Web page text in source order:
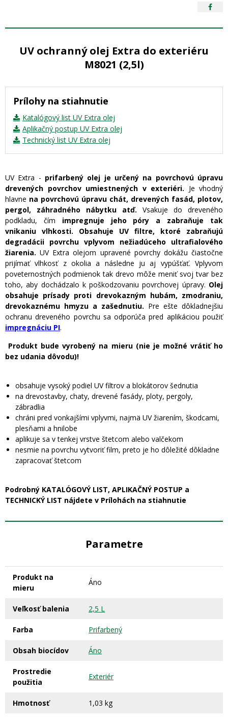
UV ochranný olej Extra do exteriéru
M8021 (2,5l)
Prílohy na stiahnutie
Katalógový list UV Extra olej
Aplikačný postup UV Extra olej
Technický list UV Extra olej
UV Extra - prifarbený olej je určený na povrchovú úpravu
drevených povrchov umiestnených v exteriéri. Je vhodný
hlavne na povrchovú úpravu chát, drevených fasád, plotov,
pergol, záhradného nábytku atď. Vsakuje do dreveného
podkladu, čím impregnuje jeho póry a zabraňuje tak
vnikaniu vlhkosti.
Obsahuje UV filtre, ktoré zabraňujú
degradácii povrchu vplyvom nežiadúceho ultrafialového
žiarenia. UV Extra olejom upravené povrchy dokážu čiastočne
prijímať vlhkosť z okolia a následne ju aj vypúšťať. Vplyvom
poveternostných podmienok tak drevo môže meniť svoj tvar bez
toho, aby dochádzalo k poškodzovaniu povrchovej úpravy. Olej
obsahuje prísady proti drevokazným hubám, zmodraniu,
drevokaznému hmyzu a zašednutiu. Pre ešte dôkladnejšiu
ochranu dreveného povrchu sa odporúča pred aplikáciou použiť
impregnáciu PI.
Produkt bude vyrobený na mieru (nie je možné vrátiť ho
bez udania dôvodu)!
obsahuje vysoký podiel UV filtrov a blokátorov šednutia
na drevostavby, chaty, drevené fasády, ploty, pergoly,
zábradlia
chráni pred vonkajšími vplyvmi, najmä UV žiarením, škodcami,
plesňami a hnilobe
aplikuje sa v tenkej vrstve štetcom alebo valčekom
nesmie na povrchu vytvoriť film, preto je ho dôležité dôkladne
zapracovať štetcom
Podrobný KATALÓGOVÝ LIST, APLIKAČNÝ POSTUP a
TECHNICKÝ LIST nájdete v Prílohách na stiahnutie
Parametre
Produkt na
mieru
Áno
Veľkosť balenia 2,5 L
Farba Prifarbený
Obsah biocídov Áno
Prostredie
použitia
Exteriér
Hmotnosť 1,03 kg